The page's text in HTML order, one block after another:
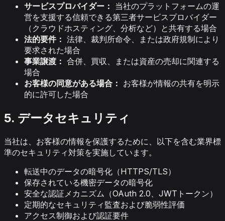
サービスプロバイダー： 当社のプラットフォームの運
営を支援する信頼できる第三者サービスプロバイダー
（クラウドホスティング、分析など）と共有する場合
法的要件： 法律、裁判所命令、または政府規制により
要求された場合
事業譲渡： 合併、買収、または資産の売却に関連する
場合
お客様の同意がある場合： お客様が情報の共有を明示
的に許可した場合
5. データセキュリティ
当社は、お客様の情報を保護するために、以下を含む業界標
準のセキュリティ対策を実施しています。
転送中のデータの暗号化（HTTPS/TLS）
保存されている機密データの暗号化
安全な認証メカニズム（OAuth 2.0、JWTトークン）
定期的なセキュリティ監査および脆弱性評価
アクセス制御および認証要件